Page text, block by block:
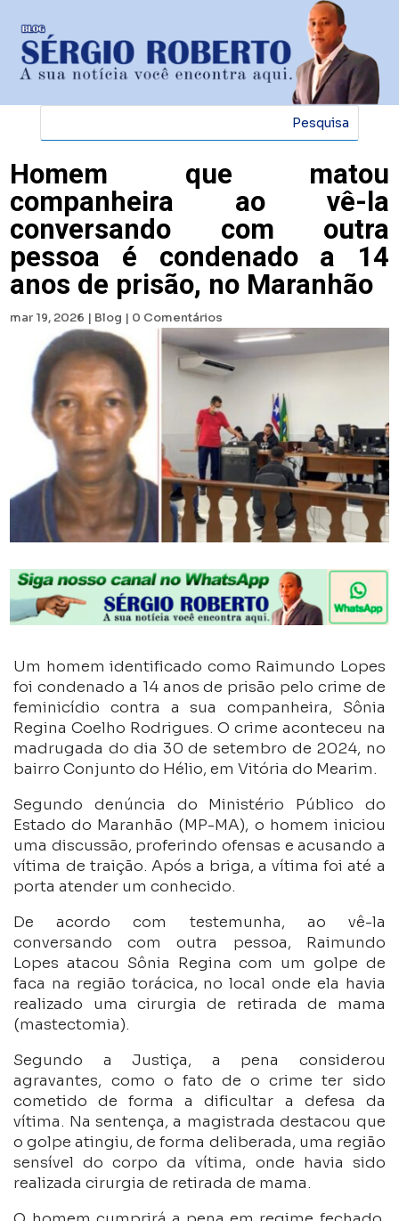
Homem que matou
companheira ao vê-la
conversando com outra
pessoa é condenado a 14
anos de prisão, no Maranhão
mar 19, 2026 | Blog | 0 Comentários
Um homem identificado como Raimundo Lopes
foi condenado a 14 anos de prisão pelo crime de
feminicídio contra a sua companheira, Sônia
Regina Coelho Rodrigues. O crime aconteceu na
madrugada do dia 30 de setembro de 2024, no
bairro Conjunto do Hélio, em Vitória do Mearim.
Segundo denúncia do Ministério Público do
Estado do Maranhão (MP-MA), o homem iniciou
uma discussão, proferindo ofensas e acusando a
vítima de traição. Após a briga, a vítima foi até a
porta atender um conhecido.
De acordo com testemunha, ao vê-la
conversando com outra pessoa, Raimundo
Lopes atacou Sônia Regina com um golpe de
faca na região torácica, no local onde ela havia
realizado uma cirurgia de retirada de mama
(mastectomia).
Segundo a Justiça, a pena considerou
agravantes, como o fato de o crime ter sido
cometido de forma a dificultar a defesa da
vítima. Na sentença, a magistrada destacou que
o golpe atingiu, de forma deliberada, uma região
sensível do corpo da vítima, onde havia sido
realizada cirurgia de retirada de mama.